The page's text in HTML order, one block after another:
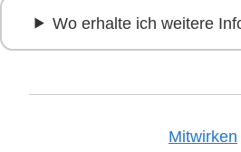
Wo erhalte ich weitere
Mitwirken